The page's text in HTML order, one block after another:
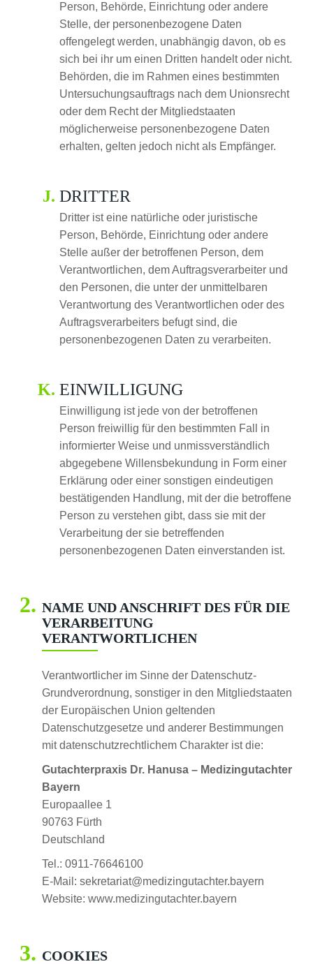
Person, Behörde, Einrichtung oder andere
Stelle, der personenbezogene Daten
offengelegt werden, unabhängig davon, ob es
sich bei ihr um einen Dritten handelt oder nicht.
Behörden, die im Rahmen eines bestimmten
Untersuchungsauftrags nach dem Unionsrecht
oder dem Recht der Mitgliedstaaten
möglicherweise personenbezogene Daten
erhalten, gelten jedoch nicht als Empfänger.
DRITTER
Dritter ist eine natürliche oder juristische
Person, Behörde, Einrichtung oder andere
Stelle außer der betroffenen Person, dem
Verantwortlichen, dem Auftragsverarbeiter und
den Personen, die unter der unmittelbaren
Verantwortung des Verantwortlichen oder des
Auftragsverarbeiters befugt sind, die
personenbezogenen Daten zu verarbeiten.
EINWILLIGUNG
Einwilligung ist jede von der betroffenen
Person freiwillig für den bestimmten Fall in
informierter Weise und unmissverständlich
abgegebene Willensbekundung in Form einer
Erklärung oder einer sonstigen eindeutigen
bestätigenden Handlung, mit der die betroffene
Person zu verstehen gibt, dass sie mit der
Verarbeitung der sie betreffenden
personenbezogenen Daten einverstanden ist.
NAME UND ANSCHRIFT DES FÜR DIE
VERARBEITUNG
VERANTWORTLICHEN
Verantwortlicher im Sinne der Datenschutz-
Grundverordnung, sonstiger in den Mitgliedstaaten
der Europäischen Union geltenden
Datenschutzgesetze und anderer Bestimmungen
mit datenschutzrechtlichem Charakter ist die:
Gutachterpraxis Dr. Hanusa – Medizingutachter
Bayern
Europaallee 1
90763 Fürth
Deutschland
Tel.: 0911-76646100
E-Mail: sekretariat@medizingutachter.bayern
Website: www.medizingutachter.bayern
COOKIES